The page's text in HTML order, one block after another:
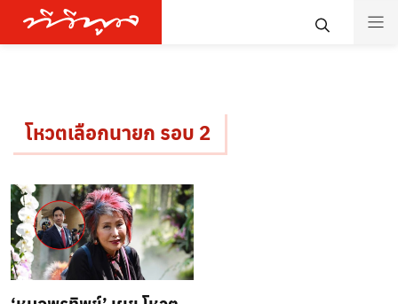
โหวตเลือกนายก รอบ 2